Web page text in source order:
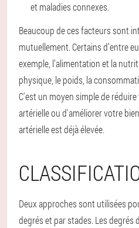
et maladies connexes.
Beaucoup de ces facteurs sont
mutuellement. Certains d’entre
exemple, l’alimentation et la
physique, le poids, la
C'est un moyen simple de
artérielle ou d'améliorer votre
artérielle est déjà élevée.
Deux approches sont utilisées
degrés et par stades. Les